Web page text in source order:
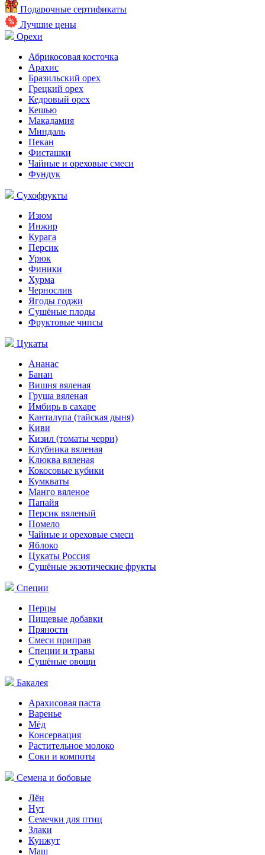
Подарочные сертификаты
Лучшие цены
Орехи
Абрикосовая косточка
Арахис
Бразильский орех
Грецкий орех
Кедровый орех
Кешью
Макадамия
Миндаль
Пекан
Фисташки
Чайные и ореховые смеси
Фундук
Сухофрукты
Изюм
Инжир
Курага
Персик
Урюк
Финики
Хурма
Чернослив
Ягоды годжи
Сушёные плоды
Фруктовые чипсы
Цукаты
Ананас
Банан
Вишня вяленая
Груша вяленая
Имбирь в сахаре
Канталупа (тайская дыня)
Киви
Кизил (томаты черри)
Клубника вяленая
Клюква вяленая
Кокосовые кубики
Кумкваты
Манго вяленое
Папайя
Персик вяленый
Помело
Чайные и ореховые смеси
Яблоко
Цукаты Россия
Сушёные экзотические фрукты
Специи
Перцы
Пищевые добавки
Пряности
Смеси приправ
Специи и травы
Сушёные овощи
Бакалея
Арахисовая паста
Варенье
Мёд
Консервация
Растительное молоко
Соки и компоты
Семена и бобовые
Лён
Нут
Семечки для птиц
Злаки
Кунжут
Маш